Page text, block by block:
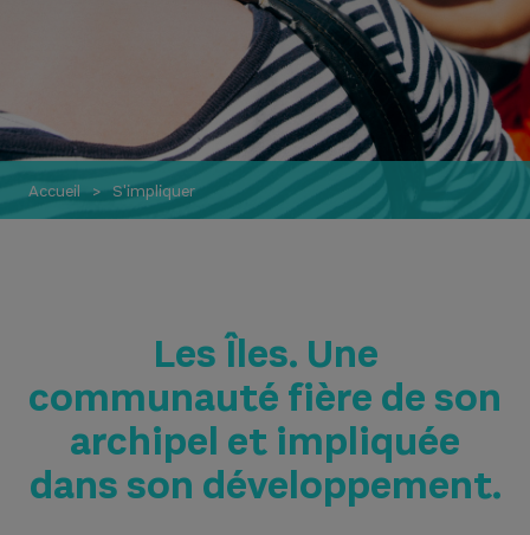
Accueil S'impliquer
Les Îles. Une
communauté fière de son
archipel et impliquée
dans son développement.